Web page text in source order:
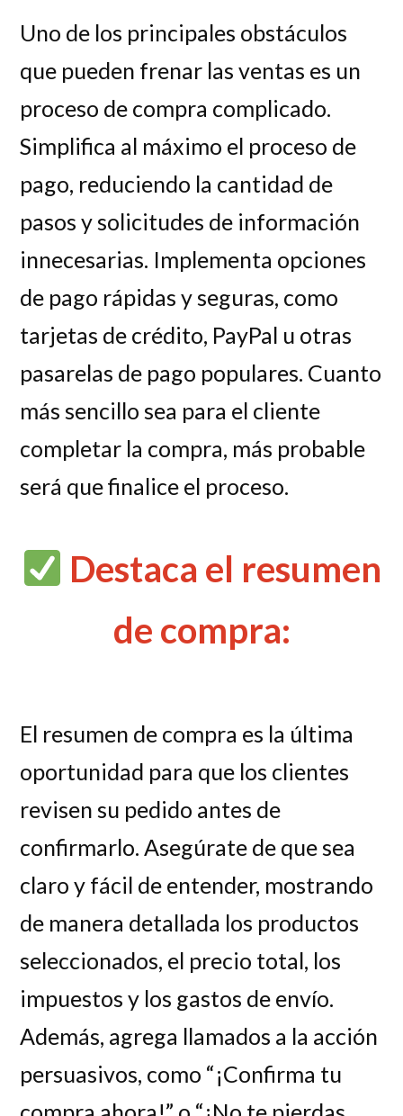
Uno de los principales obstáculos
que pueden frenar las ventas es un
proceso de compra complicado.
Simplifica al máximo el proceso de
pago, reduciendo la cantidad de
pasos y solicitudes de información
innecesarias. Implementa opciones
de pago rápidas y seguras, como
tarjetas de crédito, PayPal u otras
pasarelas de pago populares. Cuanto
más sencillo sea para el cliente
completar la compra, más probable
será que finalice el proceso.
Destaca el resumen
de compra:
El resumen de compra es la última
oportunidad para que los clientes
revisen su pedido antes de
confirmarlo. Asegúrate de que sea
claro y fácil de entender, mostrando
de manera detallada los productos
seleccionados, el precio total, los
impuestos y los gastos de envío.
Además, agrega llamados a la acción
persuasivos, como “¡Confirma tu